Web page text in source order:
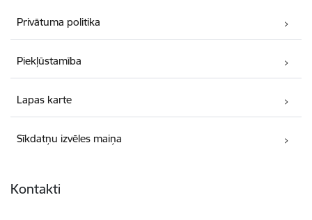
Privātuma politika
Piekļūstamība
Lapas karte
Sīkdatņu izvēles maiņa
Kontakti